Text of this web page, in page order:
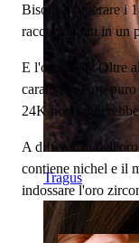
Tragus
Bisogna superare i
raccomandati in un
E l'oro 24K? Oltre
carato più l'oro
24K non
A differenza
contiene nichel e il
indossare l'oro